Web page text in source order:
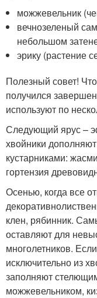
можжевельник
вечнозеленый
небольшом
эрику (растение
Полезный совет!
получился
используют по
Следующий ярус –
хвойники
кустарниками:
гортензия
Осенью, когда все
клен, рябинник.
оставляют для
многолетников.
исключительно из
заполняют
можжевельником,